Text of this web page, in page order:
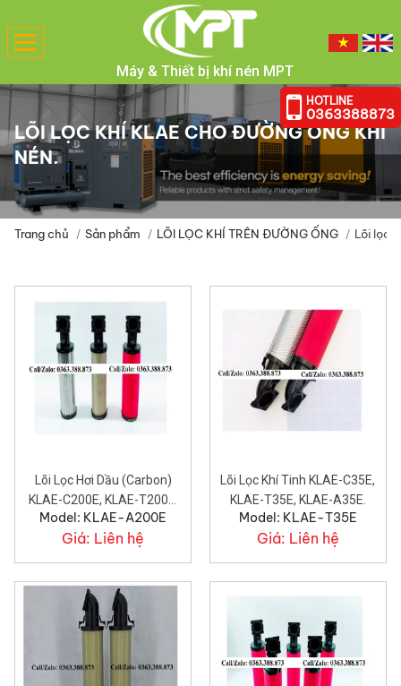
HOTLINE
0363388873
Toggle
navigation
Máy & Thiết bị khí nén MPT
LÕI LỌC KHÍ KLAE CHO ĐƯỜNG ỐNG KHÍ
NÉN.
Trang chủ Sản phẩm LÕI LỌC KHÍ TRÊN ĐƯỜNG ỐNG Lõi lọc
Lõi Lọc Hơi Dầu (carbon)
KLAE-C200E, KLAE-T200E,
KLAE-A200E.
Model: KLAE-A200E
Giá: Liên hệ
Lõi Lọc Khí Tinh KLAE-C35E,
KLAE-T35E, KLAE-A35E.
Model: KLAE-T35E
Giá: Liên hệ